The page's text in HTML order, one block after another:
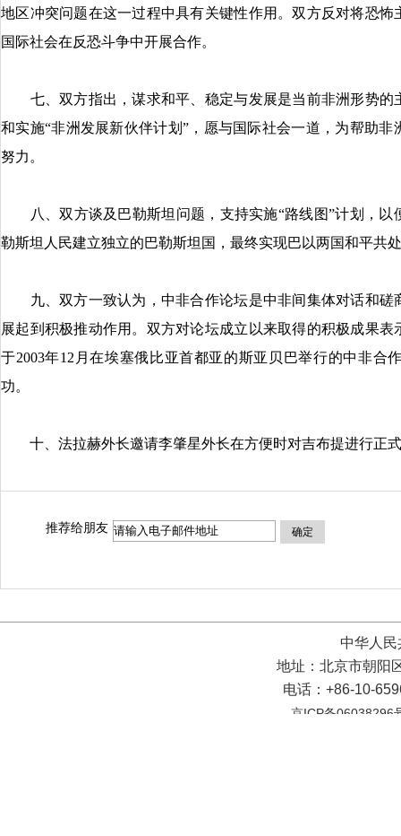
地区冲突问题在这一过程中具有关键性作用。双方反对将恐
国际社会在反恐斗争中开展合作。
七、双方指出，谋求和平、稳定与发展是当前非洲形势的
和实施“非洲发展新伙伴计划”，愿与国际社会一道，为帮助
努力。
八、双方谈及巴勒斯坦问题，支持实施“路线图”计划，以
勒斯坦人民建立独立的巴勒斯坦国，最终实现巴以两国和平共
九、双方一致认为，中非合作论坛是中非间集体对话和磋
展起到积极推动作用。双方对论坛成立以来取得的积极成果
于2003年12月在埃塞俄比亚首都亚的斯亚贝巴举行的中非合
功。
十、法拉赫外长邀请李肇星外长在方便时对吉布提进行正
推荐给朋友 确定
中华人
地址：北京市朝阳
电话：+86-10-
京ICP备06038296